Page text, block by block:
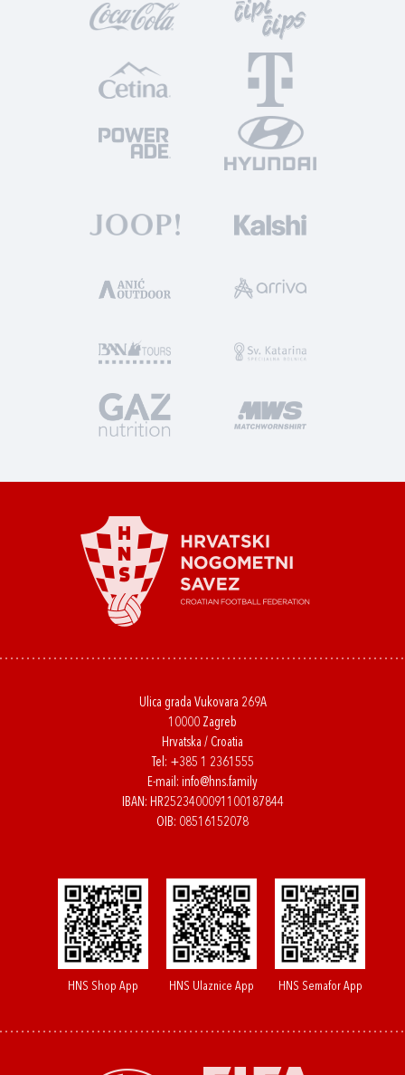
Ulica grada Vukovara 269A
10000 Zagreb
Hrvatska / Croatia
Tel: +385 1 2361555
E-mail: info@hns.family
IBAN: HR2523400091100187844
OIB: 08516152078
HNS Shop App HNS Ulaznice App HNS Semafor App